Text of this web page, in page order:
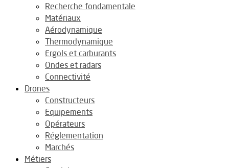
Recherche fondamentale
Matériaux
Aérodynamique
Thermodynamique
Ergols et carburants
Ondes et radars
Connectivité
Drones
Constructeurs
Equipements
Opérateurs
Réglementation
Marchés
Métiers